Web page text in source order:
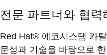
전문 파트너와 협력
Red Hat® 에코시스템 카
문성과 기술을 바탕으로